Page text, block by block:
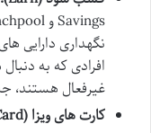
نگهداری دارایی
افرادی که به
غیرفعال هستند،
کارت های ویزا (Binance Card) و خدمات دیگر.